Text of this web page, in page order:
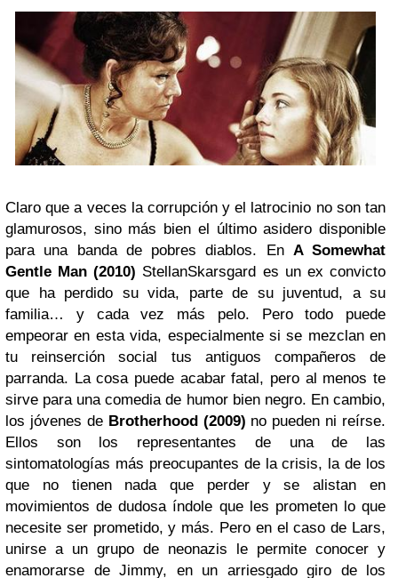
Claro que a veces la corrupción y el latrocinio no son tan
glamurosos, sino más bien el último asidero disponible
para una banda de pobres diablos. En A Somewhat
Gentle Man (2010) StellanSkarsgard es un ex convicto
que ha perdido su vida, parte de su juventud, a su
familia… y cada vez más pelo. Pero todo puede
empeorar en esta vida, especialmente si se mezclan en
tu reinserción social tus antiguos compañeros de
parranda. La cosa puede acabar fatal, pero al menos te
sirve para una comedia de humor bien negro. En cambio,
los jóvenes de Brotherhood (2009) no pueden ni reírse.
Ellos son los representantes de una de las
sintomatologías más preocupantes de la crisis, la de los
que no tienen nada que perder y se alistan en
movimientos de dudosa índole que les prometen lo que
necesite ser prometido, y más. Pero en el caso de Lars,
unirse a un grupo de neonazis le permite conocer y
enamorarse de Jimmy, en un arriesgado giro de los